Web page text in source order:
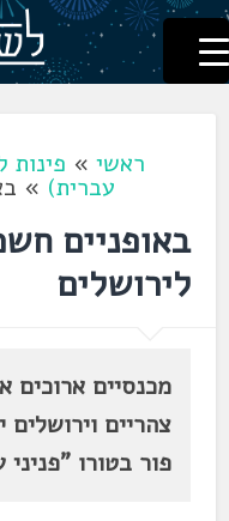
דלג
לתוכן
לשוניאדה
עברית. לשון. שפה
ראשי» פינות
עברית) »
באופניים
לירושלים
מכנסיים ארוכים
צהריים וירושלים
פור בטורו